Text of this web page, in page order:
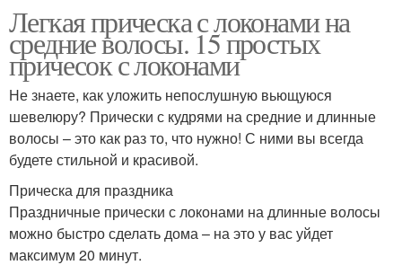
Легкая прическа с локонами на
средние волосы. 15 простых
причесок с локонами
Не знаете, как уложить непослушную вьющуюся
шевелюру? Прически с кудрями на средние и длинные
волосы – это как раз то, что нужно! С ними вы всегда
будете стильной и красивой.
Прическа для праздника
Праздничные прически с локонами на длинные волосы
можно быстро сделать дома – на это у вас уйдет
максимум 20 минут.